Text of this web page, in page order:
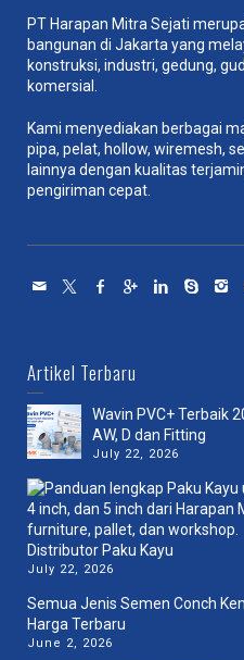
PT Harapan Mitra Sejati
bangunan di Jakarta yang
konstruksi, industri, gedung,
komersial.
Kami menyediakan berbagai
pipa, pelat, hollow, wiremesh,
lainnya dengan kualitas
pengiriman cepat.
Artikel Terbaru
Wavin PVC+ Terbaik
AW, D dan Fitting
July 22, 2026
Distributor Paku Kayu
July 22, 2026
Semua Jenis Semen Conch
Harga Terbaru
June 2, 2026